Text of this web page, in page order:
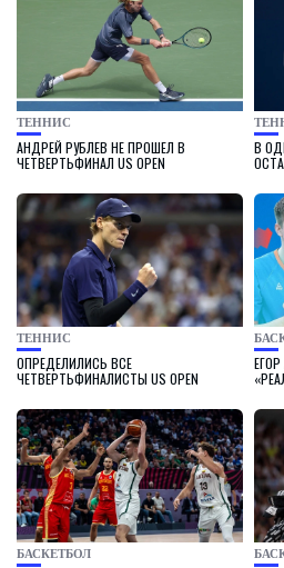
ТЕННИС
АНДРЕЙ РУБЛЕВ НЕ ПРОШЕЛ В
ЧЕТВЕРТЬФИНАЛ US OPEN
В
ТЕННИС
ОПРЕДЕЛИЛИСЬ ВСЕ
ЧЕТВЕРТЬФИНАЛИСТЫ US OPEN
БАСКЕТБОЛ